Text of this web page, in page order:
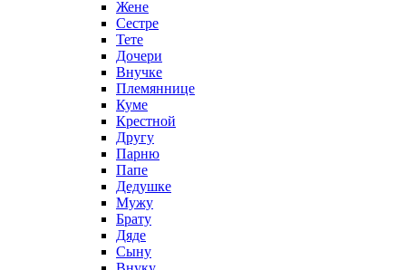
Жене
Сестре
Тете
Дочери
Внучке
Племяннице
Куме
Крестной
Другу
Парню
Папе
Дедушке
Мужу
Брату
Дяде
Сыну